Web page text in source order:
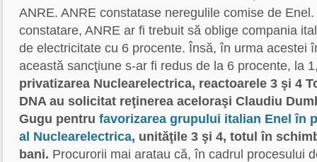
ANRE. ANRE constatase neregulile comise de
constatare, ANRE ar fi trebuit să oblige compania
de electricitate cu 6 procente. Însă, în urma acestei
această sancţiune s-ar fi redus de la 6 procente, la
privatizarea Nuclearelectrica, reactoarele 3 şi 4
DNA au solicitat reţinerea aceloraşi Claudiu
Gugu pentru favorizarea grupului italian Enel în
al Nuclearelectrica, unităţile 3 şi 4, totul în
bani. Procurorii mai aratau că, în cadrul procesului